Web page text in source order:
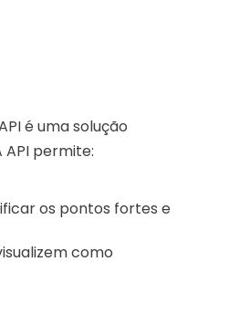
é uma solução
permite:
os pontos fortes e
como